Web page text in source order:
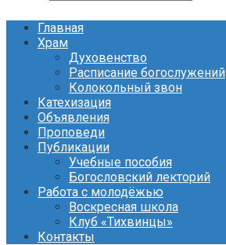
Главная
Храм
Духовенство
Расписание богослужений
Колокольный звон
Катехизация
Объявления
Проповеди
Публикации
Учебные пособия
Богословский лекторий
Работа с молодёжью
Воскресная школа
Клуб «Тихвинцы»
Контакты